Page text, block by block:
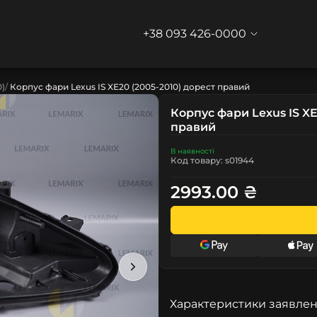
+38 093 426-0000
Корпус фари Lexus IS XE20 (2005-2010) дорест правий
Корпус фари Lexus IS
правий
В наявності
Код товару: s01944
2993.00 ₴
Характеристики